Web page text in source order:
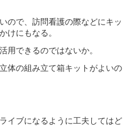
ので、訪問看護の際などにキッ
けにもなる。
用できるのではないか。
体の組み立て箱キットがよいの
イブになるように工夫してはど